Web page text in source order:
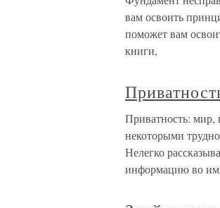
вам освоить
поможет вам
книги,
Приватность: мир,
некоторыми
Нелегко
информацию во